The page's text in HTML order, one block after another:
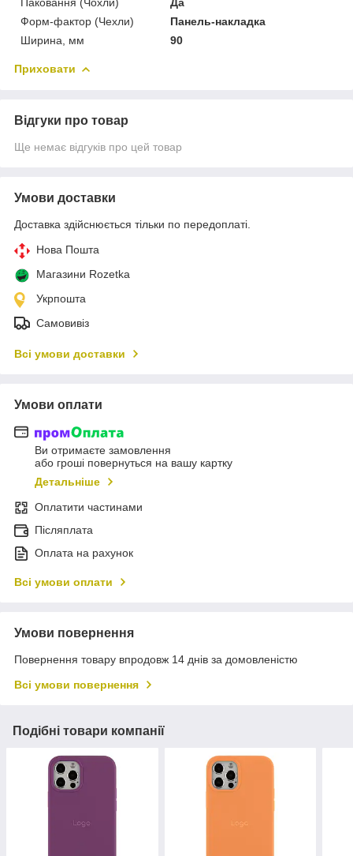
Форм-фактор (Чехли)
Панель-накладка
Ширина, мм
90
Приховати
Відгуки про товар
Ще немає відгуків про цей товар
Умови доставки
Доставка здійснюється тільки по передоплаті.
Нова Пошта
Магазини Rozetka
Укрпошта
Самовивіз
Всі умови доставки
Умови оплати
Ви отримаєте замовлення
або гроші повернуться на вашу картку
Детальніше
Оплатити частинами
Післяплата
Оплата на рахунок
Всі умови оплати
Умови повернення
Повернення товару впродовж 14 днів за домовленістю
Всі умови повернення
Подібні товари компанії